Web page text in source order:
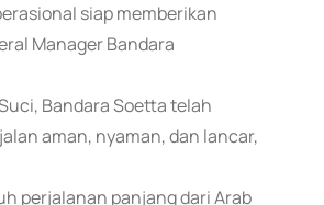
siap memberikan
Manager Bandara
Bandara Soetta telah
aman, nyaman, dan lancar,
perjalanan panjang dari Arab